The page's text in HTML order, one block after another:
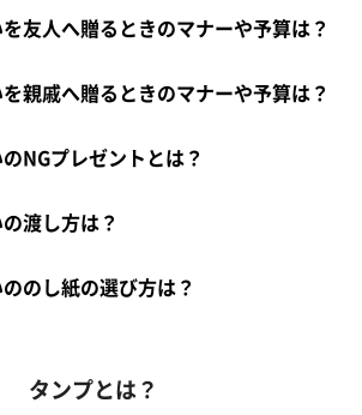
友人へ贈るときのマナーや予算は？
親戚へ贈るときのマナーや予算は？
NGプレゼントとは？
渡し方は？
のし紙の選び方は？
タンプとは？